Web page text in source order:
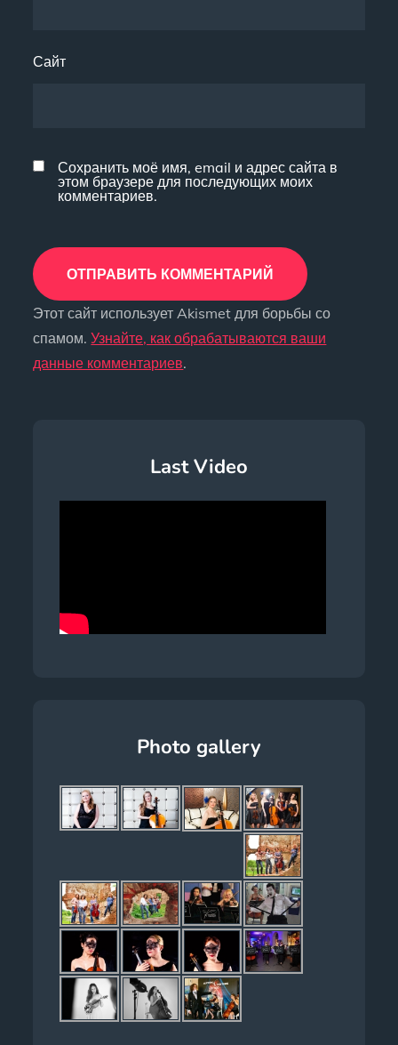
Сайт
Сохранить моё имя, email и адрес сайта в
этом браузере для последующих моих
комментариев.
Этот сайт использует Akismet для борьбы со
спамом.Узнайте, как обрабатываются ваши
данные комментариев.
Last Video
Photo gallery